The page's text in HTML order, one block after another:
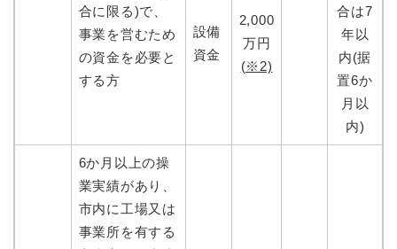
合に限る)で、
事業を営むため
の資金を必要と
する方
合は7
年以
内(据
置6か
月以
内)
設備
資金
2,000
万円
(※2)
6か月以上の操
業実績があり、
市内に工場又は
事業所を有する